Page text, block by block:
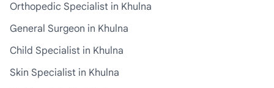
Orthopedic Specialist in Khulna
General Surgeon in Khulna
Child Specialist in Khulna
Skin Specialist in Khulna